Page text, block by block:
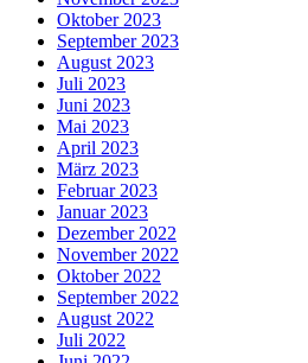
Oktober 2023
September 2023
August 2023
Juli 2023
Juni 2023
Mai 2023
April 2023
März 2023
Februar 2023
Januar 2023
Dezember 2022
November 2022
Oktober 2022
September 2022
August 2022
Juli 2022